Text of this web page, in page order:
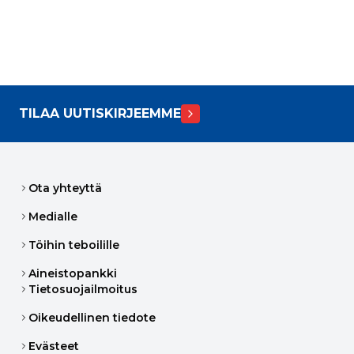
TILAA UUTISKIRJEEMME
Ota yhteyttä
Medialle
Töihin teboilille
Aineistopankki
Tietosuojailmoitus
Oikeudellinen tiedote
Evästeet